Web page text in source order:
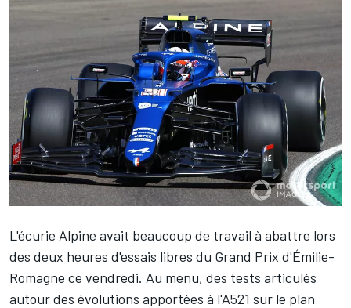
L'écurie Alpine avait beaucoup de travail à abattre lors
des deux heures d'essais libres du Grand Prix d'Émilie-
Romagne ce vendredi. Au menu, des tests articulés
autour des évolutions apportées à l'A521 sur le plan